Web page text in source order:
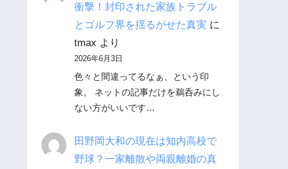
衝撃！封印された家族トラブル
とゴルフ界を揺るがせた真実 に
tmax より
2026年6月3日
色々と間違ってるなぁ、という印
象。 ネットの記事だけを鵜呑みにし
ない方がいいです…
田野岡大和の現在は知内高校で
野球？一家離散や両親離婚の真